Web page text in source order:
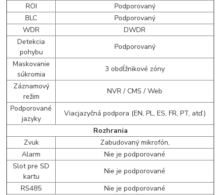
ROI
Podporovaný
BLC
Podporovaný
WDR
DWDR
Detekcia
pohybu
Podporovaný
Maskovanie
súkromia
3 obdĺžnikové zóny
Záznamový
režim
NVR / CMS / Web
Podporované
jazyky
Viacjazyčná podpora (EN, PL, ES, FR, PT, atď.)
Rozhrania
Zvuk
Zabudovaný mikrofón,
Alarm
Nie je podporované
Slot pre SD
kartu
Nie je podporované
RS485
Nie je podporované